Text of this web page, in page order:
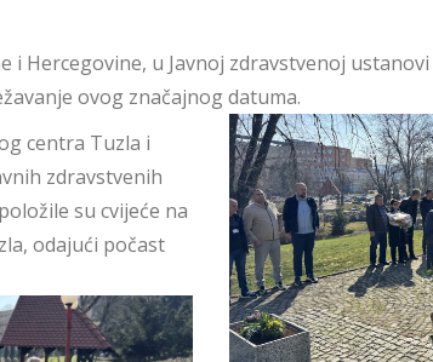
i Hercegovine, u Javnoj zdravstvenoj
ovog značajnog datuma.
centra Tuzla i
zdravstvenih
su cvijeće na
odajući počast